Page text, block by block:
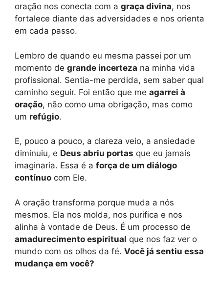
oração nos conecta com a graça divina, nos
fortalece diante das adversidades e nos orienta
em cada passo.
Lembro de quando eu mesma passei por um
momento de grande incerteza na minha vida
profissional. Sentia-me perdida, sem saber qual
caminho seguir. Foi então que me agarrei à
oração, não como uma obrigação, mas como
um refúgio.
E, pouco a pouco, a clareza veio, a ansiedade
diminuiu, e Deus abriu portas que eu jamais
imaginaria. Essa é a força de um diálogo
contínuo com Ele.
A oração transforma porque muda a nós
mesmos. Ela nos molda, nos purifica e nos
alinha à vontade de Deus. É um processo de
amadurecimento espiritual que nos faz ver o
mundo com os olhos da fé. Você já sentiu essa
mudança em você?